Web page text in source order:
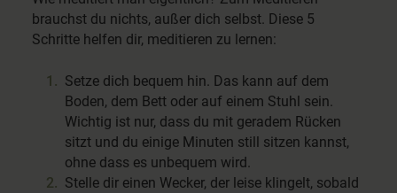
brauchst du nichts, außer dich selbst. Diese 5
Schritte helfen dir, meditieren zu lernen:
Setze dich bequem hin. Das kann auf dem
Boden, dem Bett oder auf einem Stuhl sein.
Wichtig ist nur, dass du mit geradem Rücken
sitzt und du einige Minuten still sitzen kannst,
ohne dass es unbequem wird.
Stelle dir einen Wecker, der leise klingelt, sobald